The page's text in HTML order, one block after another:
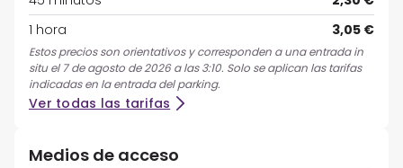
1 hora
3,05 €
Estos precios son orientativos y corresponden a una entrada in
situ el 7 de agosto de 2026 a las 3:10. Solo se aplican las tarifas
indicadas en la entrada del parking.
Ver todas las tarifas
Medios de acceso